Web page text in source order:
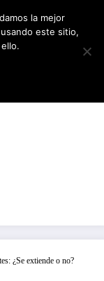
PM
¿Se extiende o no?
la mejor
este sitio,